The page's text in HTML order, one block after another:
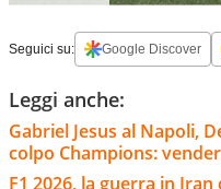
Seguici su: Google Discover
Leggi anche:
Gabriel Jesus al Napoli,
colpo Champions:
F1 2026, la guerra in